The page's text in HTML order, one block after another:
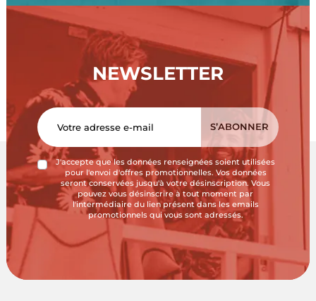
NEWSLETTER
J'accepte que les données renseignées soient utilisées
pour l'envoi d'offres promotionnelles. Vos données
seront conservées jusqu'à votre désinscription. Vous
pouvez vous désinscrire à tout moment par
l'intermédiaire du lien présent dans les emails
promotionnels qui vous sont adressés.